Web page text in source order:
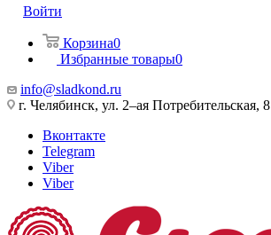
Войти
Корзина0
Избранные товары0
info@sladkond.ru
г. Челябинск, ул. 2–ая Потребительская, 8
Вконтакте
Telegram
Viber
Viber